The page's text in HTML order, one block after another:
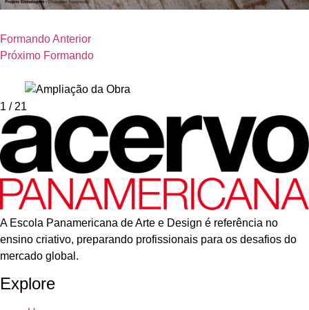
Formando Anterior
Próximo Formando
1 / 21
A Escola Panamericana de Arte e Design é referência no
ensino criativo, preparando profissionais para os desafios do
mercado global.
Explore